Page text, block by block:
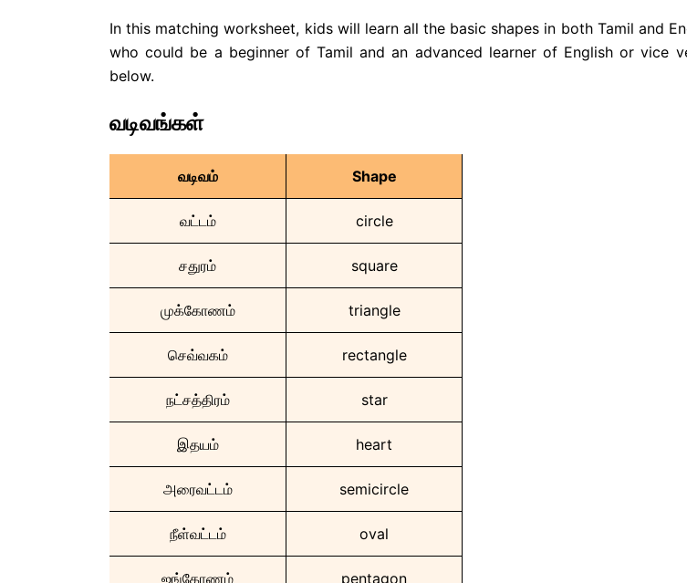
In this matching worksheet, kids will learn all the basic shapes in both Tamil and
who could be a beginner of Tamil and an advanced learner of English or vice
below.
வடிவங்கள்
வடிவம் Shape
வட்டம் circle
சதுரம் square
முக்கோணம் triangle
செவ்வகம் rectangle
நட்சத்திரம் star
இதயம் heart
அரைவட்டம் semicircle
நீள்வட்டம் oval
ஐங்கோணம் pentagon